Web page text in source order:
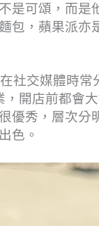
是可頌，而是
包，蘋果派
在社交媒體時
開店前都會
優秀，層次
色。